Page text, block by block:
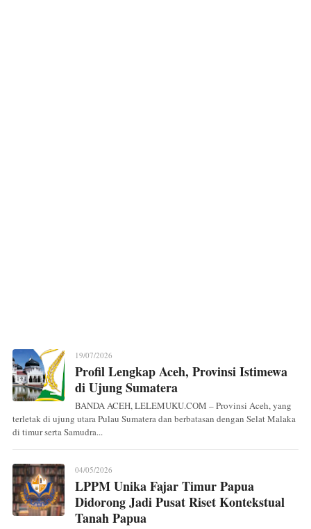
19/07/2026
Profil Lengkap Aceh, Provinsi Istimewa
di Ujung Sumatera
BANDA ACEH, LELEMUKU.COM – Provinsi Aceh, yang
terletak di ujung utara Pulau Sumatera dan berbatasan dengan Selat Malaka
di timur serta Samudra...
04/05/2026
LPPM Unika Fajar Timur Papua
Didorong Jadi Pusat Riset Kontekstual
Tanah Papua